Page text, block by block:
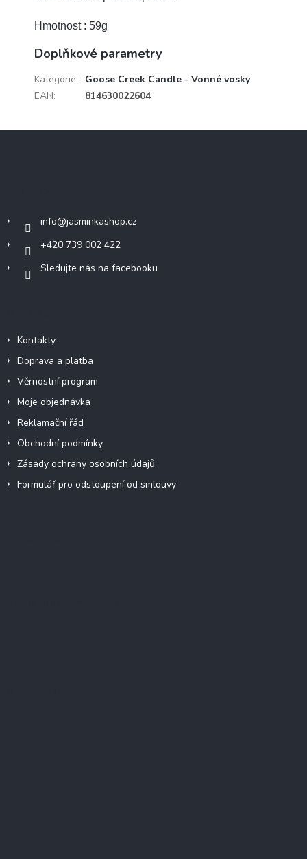
Hmotnost : 59g
Doplňkové parametry
Kategorie:
Goose Creek Candle - Vonné vosky
EAN: 814630022604
info@jasminkashop.cz
+420 739 002 422
Sledujte nás na facebooku
Kontakty
Doprava a platba
Věrnostní program
Moje objednávka
Reklamační řád
Obchodní podmínky
Zásady ochrany osobních údajů
Formulář pro odstoupení od smlouvy